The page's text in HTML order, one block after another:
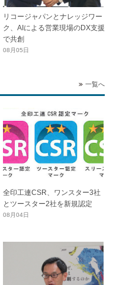
リコージャパンとナレッジワー
ク、AIによる営業現場のDX支援
で共創
08月05日
一覧へ
全印工連CSR、ワンスター3社
とツースター2社を新規認定
08月04日